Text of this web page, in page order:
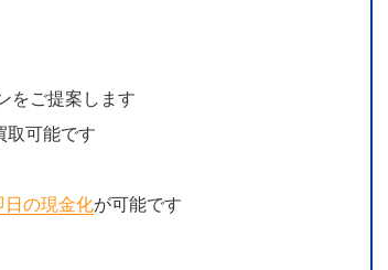
をご提案します
取可能です
日の現金化が可能です